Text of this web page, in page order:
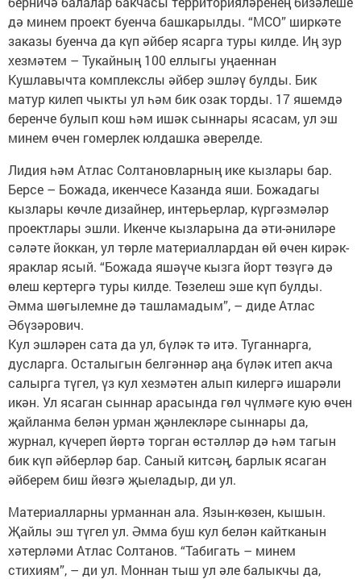
дә минем проект буенча башкарылды. “МСО” ширкәте
заказы буенча да күп әйбер ясарга туры килде. Иң зур
хезмәтем – Тукайның 100 еллыгы уңаеннан
Кушлавычта комплекслы әйбер эшләү булды. Бик
матур килеп чыкты ул һәм бик озак торды. 17 яшемдә
беренче булып кош һәм ишәк сыннары ясасам, ул эш
минем өчен гомерлек юлдашка әверелде.
Лидия һәм Атлас Солтановларның ике кызлары бар.
Берсе – Божада, икенчесе Казанда яши. Божадагы
кызлары көчле дизайнер, интерьерлар, күргәзмәләр
проектлары эшли. Икенче кызларына да әти-әниләре
сәләте йоккан, ул төрле материаллардан өй өчен кирәк-
яраклар ясый. “Божада яшәүче кызга йорт төзүгә дә
өлеш кертергә туры килде. Төзелеш эше күп булды.
Әмма шөгылемне дә ташламадым”, – диде Атлас
Әбүзәрович.
Кул эшләрен сата да ул, бүләк тә итә. Туганнарга,
дусларга. Осталыгын белгәннәр аңа бүләк итеп акча
салырга түгел, үз кул хезмәтен алып килергә ишарәли
икән. Ул ясаган сыннар арасында гөл чүлмәге кую өчен
җайланма белән урман җәнлекләре сыннары да,
журнал, күчереп йөртә торган өстәлләр дә һәм тагын
бик күп әйберләр бар. Саный китсәң, барлык ясаган
әйберем биш йөзгә җыеладыр, ди ул.
Материалларны урманнан ала. Язын-көзен, кышын.
Җайлы эш түгел ул. Әмма буш кул белән кайтканын
хәтерләми Атлас Солтанов. “Табигать – минем
стихиям”, – ди ул. Моннан тыш ул әле балыкчы да,